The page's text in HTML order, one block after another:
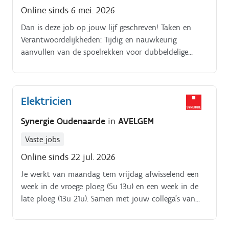
Online sinds 6 mei. 2026
Dan is deze job op jouw lijf geschreven! Taken en
Verantwoordelijkheden: Tijdig en nauwkeurig
aanvullen van de spoelrekken voor dubbeldelige
Elektricien
Synergie Oudenaarde in AVELGEM
Vaste jobs
Online sinds 22 jul. 2026
Je werkt van maandag tem vrijdag afwisselend een
week in de vroege ploeg (5u 13u) en een week in de
late ploeg (13u 21u). Samen met jouw collega's van